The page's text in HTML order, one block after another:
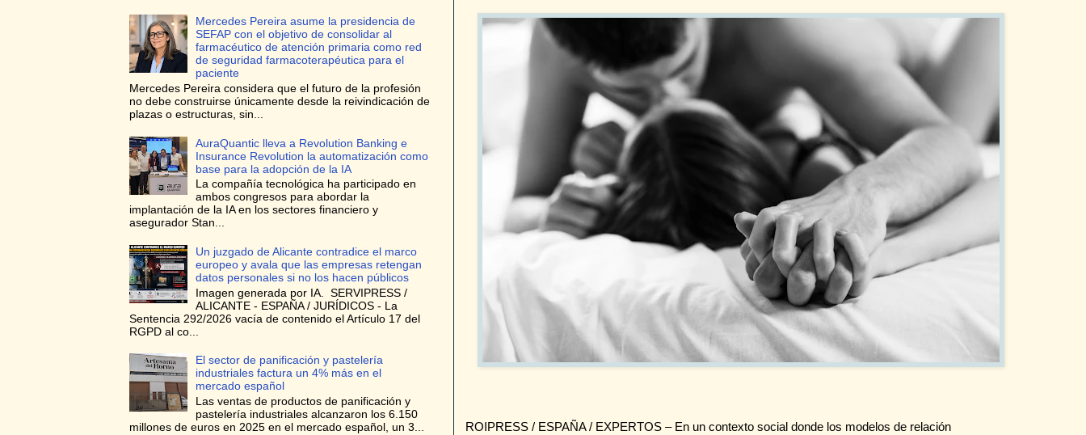
ROIPRESS / ESPAÑA / EXPERTOS – En un contexto social donde los modelos de relación
Mercedes Pereira asume la presidencia de
SEFAP con el objetivo de consolidar al
farmacéutico de atención primaria como red
de seguridad farmacoterapéutica para el
paciente
Mercedes Pereira considera que el futuro de la profesión
no debe construirse únicamente desde la reivindicación de
plazas o estructuras, sin...
AuraQuantic lleva a Revolution Banking e
Insurance Revolution la automatización como
base para la adopción de la IA
La compañía tecnológica ha participado en
ambos congresos para abordar la
implantación de la IA en los sectores financiero y
asegurador Stan...
Un juzgado de Alicante contradice el marco
europeo y avala que las empresas retengan
datos personales si no los hacen públicos
Imagen generada por IA. SERVIPRESS /
ALICANTE - ESPAÑA / JURÍDICOS - La
Sentencia 292/2026 vacía de contenido el Artículo 17 del
RGPD al co...
El sector de panificación y pastelería
industriales factura un 4% más en el
mercado español
Las ventas de productos de panificación y
pastelería industriales alcanzaron los 6.150
millones de euros en 2025 en el mercado español, un 3...